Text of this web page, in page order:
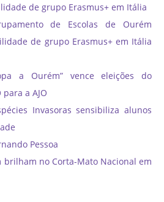
de grupo Erasmus+ em Itália
de Escolas de Ourém
de grupo Erasmus+ em Itália
a Ourém” vence eleições do
a AJO
Invasoras sensibiliza alunos
Pessoa
brilham no Corta-Mato Nacional em